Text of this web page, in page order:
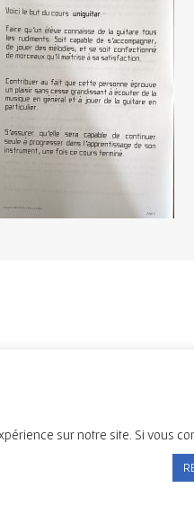
sur notre site. Si vous